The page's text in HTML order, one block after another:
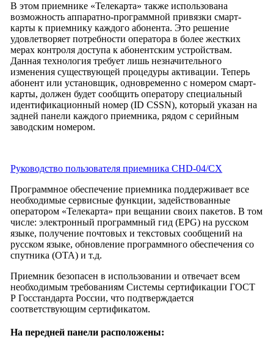
В этом приемнике «Телекарта» также использована
возможность аппаратно-программной привязки смарт-
карты к приемнику каждого абонента. Это решение
удовлетворяет потребности оператора в более жестких
мерах контроля доступа к абонентским устройствам.
Данная технология требует лишь незначительного
изменения существующей процедуры активации. Теперь
абонент или установщик, одновременно с номером смарт-
карты, должен будет сообщить оператору специальный
идентификационный номер (ID CSSN), который указан на
задней панели каждого приемника, рядом с серийным
заводским номером.
Руководство пользователя приемника CHD-04/CX
Программное обеспечение приемника поддерживает все
необходимые сервисные функции, задействованные
оператором «Телекарта» при вещании своих пакетов. В том
числе: электронный программный гид (EPG) на русском
языке, получение почтовых и текстовых сообщений на
русском языке, обновление программного обеспечения со
спутника (OTA) и т.д.
Приемник безопасен в использовании и отвечает всем
необходимым требованиям Системы сертификации ГОСТ
Р Госстандарта России, что подтверждается
соответствующим сертификатом.
На передней панели расположены: